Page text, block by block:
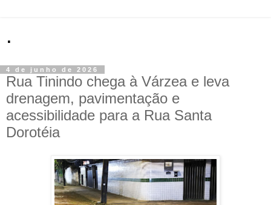
.
4 de junho de 2026
Rua Tinindo chega à Várzea e leva
drenagem, pavimentação e
acessibilidade para a Rua Santa
Dorotéia